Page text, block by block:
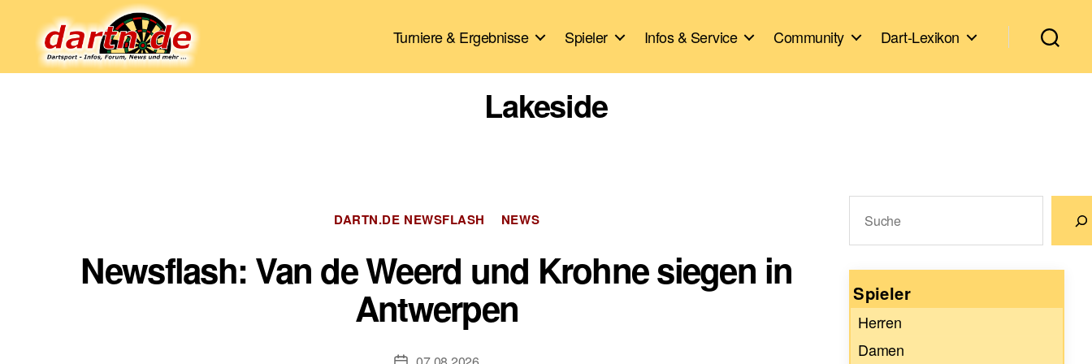
Turniere & Ergebnisse Spieler Infos & Service Community Dart-Lexikon
Lakeside
Kategorien
DARTN.DE NEWSFLASH NEWS
Newsflash: Van de Weerd und Krohne siegen in
Antwerpen Spieler
Herren
Damen